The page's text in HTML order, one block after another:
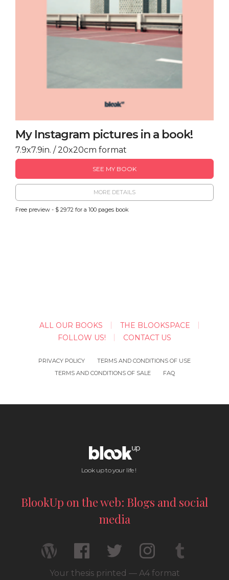
My Instagram pictures in a book!
7.9x7.9in. / 20x20cm format
SEE MY BOOK
MORE DETAILS
Free preview - $ 29.72 for a 100 pages book
ALL OUR BOOKS
THE BLOOKSPACE
FOLLOW US!
CONTACT US
PRIVACY POLICY
TERMS AND CONDITIONS OF USE
TERMS AND CONDITIONS OF SALE
FAQ
Look up to your life !
BlookUp on the web: Blogs and social
media
Your thesis printed — A4 format